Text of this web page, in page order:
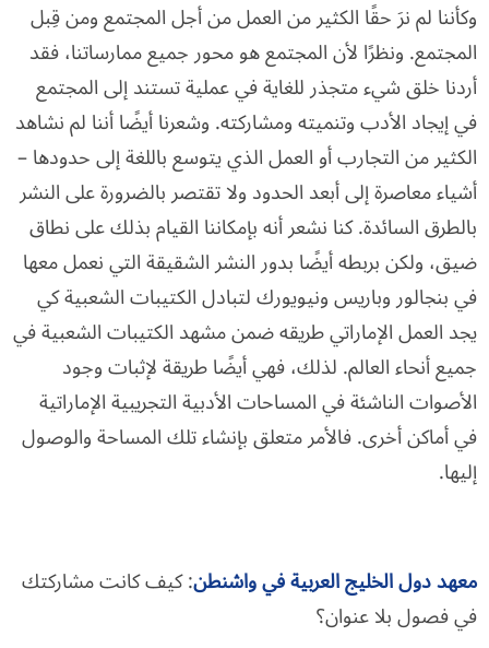
وكأننا لم نرَ حقًا الكثير من العمل من أجل المجتمع ومن قِبل
المجتمع. ونظرًا لأن المجتمع هو محور جميع ممارساتنا، فقد
أردنا خلق شيء متجذر للغاية في عملية تستند إلى المجتمع
في إيجاد الأدب وتنميته ومشاركته. وشعرنا أيضًا أننا لم نشاهد
الكثير من التجارب أو العمل الذي يتوسع باللغة إلى حدودها –
أشياء معاصرة إلى أبعد الحدود ولا تقتصر بالضرورة على النشر
بالطرق السائدة. كنا نشعر أنه بإمكاننا القيام بذلك على نطاق
ضيق، ولكن بربطه أيضًا بدور النشر الشقيقة التي نعمل معها
في بنجالور وباريس ونيويورك لتبادل الكتيبات الشعبية كي
يجد العمل الإماراتي طريقه ضمن مشهد الكتيبات الشعبية في
جميع أنحاء العالم. لذلك، فهي أيضًا طريقة لإثبات وجود
الأصوات الناشئة في المساحات الأدبية التجريبية الإماراتية
في أماكن أخرى. فالأمر متعلق بإنشاء تلك المساحة والوصول
إليها.
معهد دول الخليج العربية في واشنطن: كيف كانت مشاركتك
في فصول بلا عنوان؟